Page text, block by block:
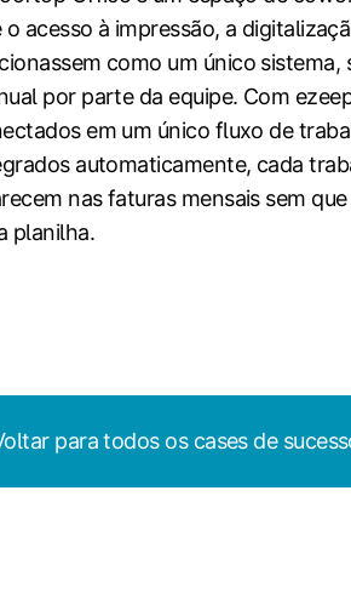
o acesso à impressão, a
como um único sistema,
por parte da equipe. Com
em um único fluxo de
automaticamente, cada
nas faturas mensais sem
planilha.
para todos os cases de